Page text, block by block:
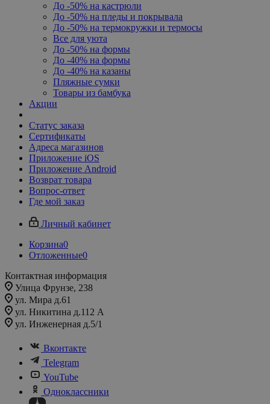
До -50% на кастрюли
До -50% на пледы и покрывала
До -50% на термокружки и термосы
Все для уюта
До -50% на формы
До -40% на формы
До -40% на казаны
Пляжные сумки
Товары из бамбука
Акции
Статус заказа
Сертификаты
Адреса магазинов
Приложение iOS
Приложение Android
Возврат товара
Вопрос-ответ
Где мой заказ
Личный кабинет
Корзина0
Отложенные0
Контактная информация
Улица Фрунзе, 238​
ул. Мира д.61
ул. Никитина д.112 А
ул. Инженерная д.5/1
Вконтакте
Telegram
YouTube
Одноклассники